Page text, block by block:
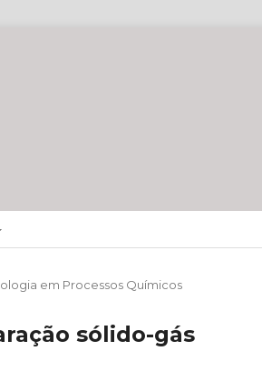
em Processos Químicos
sólido-gás